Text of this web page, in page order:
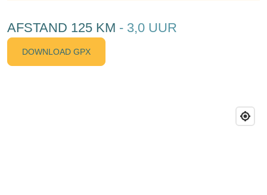
AFSTAND 125 KM - 3,0 UUR
DOWNLOAD GPX